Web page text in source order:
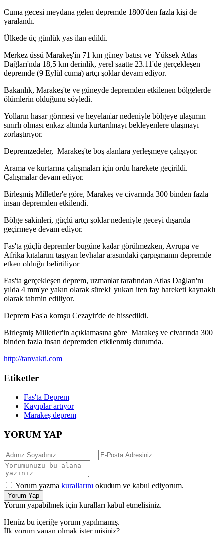
Cuma gecesi meydana gelen depremde 1800'den fazla kişi de
yaralandı.
Ülkede üç günlük yas ilan edildi.
Merkez üssü Marakeş'in 71 km güney batısı ve Yüksek Atlas
Dağları'nda 18,5 km derinlik, yerel saatte 23.11'de gerçekleşen
depremde (9 Eylül cuma) artçı şoklar devam ediyor.
Bakanlık, Marakeş'te ve güneyde depremden etkilenen bölgelerde
ölümlerin olduğunu söyledi.
Yolların hasar görmesi ve heyelanlar nedeniyle bölgeye ulaşımın
sınırlı olması enkaz altında kurtarılmayı bekleyenlere ulaşmayı
zorlaştırıyor.
Depremzedeler, Marakeş'te boş alanlara yerleşmeye çalışıyor.
Arama ve kurtarma çalışmaları için ordu harekete geçirildi.
Çalışmalar devam ediyor.
Birleşmiş Milletler'e göre, Marakeş ve civarında 300 binden fazla
insan depremden etkilendi.
Bölge sakinleri, güçlü artçı şoklar nedeniyle geceyi dışarıda
geçirmeye devam ediyor.
Fas'ta güçlü depremler bugüne kadar görülmezken, Avrupa ve
Afrika kıtalarını taşıyan levhalar arasındaki çarpışmanın depremde
etken olduğu belirtiliyor.
Fas'ta gerçekleşen deprem, uzmanlar tarafından Atlas Dağları'nı
yılda 4 mm'ye yakın olarak sürekli yukarı iten fay hareketi kaynaklı
olarak tahmin ediliyor.
Deprem Fas'a komşu Cezayir'de de hissedildi.
Birleşmiş Milletler'in açıklamasına göre Marakeş ve civarında 300
binden fazla insan depremden etkilenmiş durumda.
http://tanvakti.com
Etiketler
Fas'ta Deprem
Kayıplar artıyor
Marakeş deprem
YORUM YAP
Yorum yazma kurallarını okudum ve kabul ediyorum.
Yorum Yap
Yorum yapabilmek için kuralları kabul etmelisiniz.
Henüz bu içeriğe yorum yapılmamış.
İlk yorum yapan olmak ister misiniz?